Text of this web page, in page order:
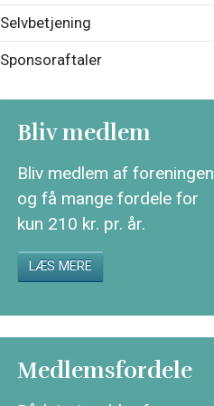
Selvbetjening
Sponsoraftaler
Bliv medlem
Bliv medlem af foreningen
og få mange fordele for
kun 210 kr. pr. år.
LÆS MERE
Medlemsfordele